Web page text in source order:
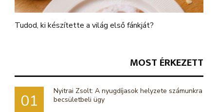
Tudod, ki készítette a világ első fánkját?
MOST ÉRKEZETT
01
Nyitrai Zsolt: A nyugdíjasok helyzete számunkra
becsületbeli ügy